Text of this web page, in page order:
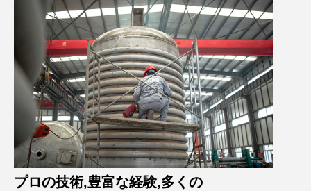
プロの技術,豊富な経験,多くの